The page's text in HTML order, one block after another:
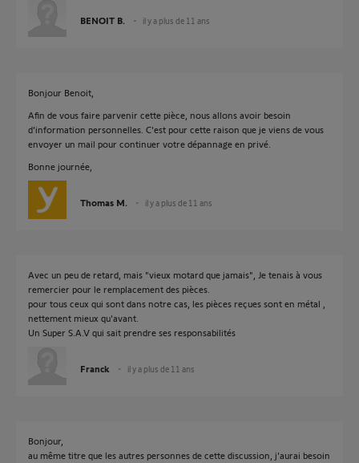
BENOIT B. il y a plus de 11 ans
Bonjour Benoit,
Afin de vous faire parvenir cette pièce, nous allons avoir besoin
d'information personnelles. C'est pour cette raison que je viens de vous
envoyer un mail pour continuer votre dépannage en privé.
Bonne journée,
Thomas M. il y a plus de 11 ans
Avec un peu de retard, mais "vieux motard que jamais", Je tenais à vous
remercier pour le remplacement des pièces.
pour tous ceux qui sont dans notre cas, les pièces reçues sont en métal ,
nettement mieux qu'avant.
Un Super S.A.V qui sait prendre ses responsabilités
Franck il y a plus de 11 ans
Bonjour,
au même titre que les autres personnes de cette discussion, j'aurai besoin